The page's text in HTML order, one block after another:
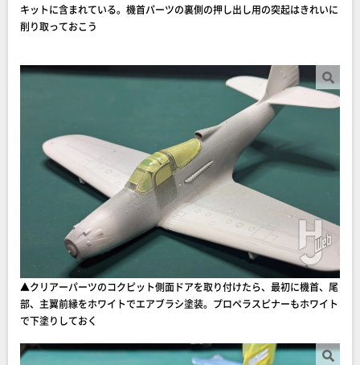
キットに含まれている。機首パーツの裏側の押し出し用の突起はきれいに
削り取っておこう
▲クリアーパーツのコクピット側面ドアを取り付けたら、最初に機首、尾
部、主翼前縁をホワイトでエアブラシ塗装。プロペラスピナーもホワイト
で下塗りしておく